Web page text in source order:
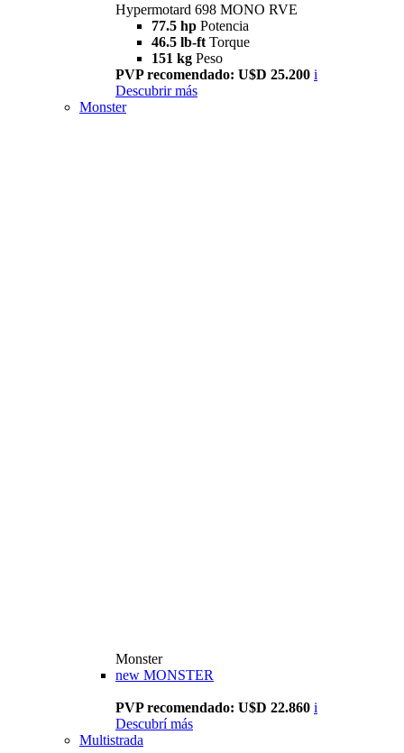
Hypermotard 698 MONO RVE
77.5 hp Potencia
46.5 lb-ft Torque
151 kg Peso
PVP recomendado: U$D 25.200 i
Descubrir más
Monster
Monster
new MONSTER
PVP recomendado: U$D 22.860 i
Descubrí más
Multistrada